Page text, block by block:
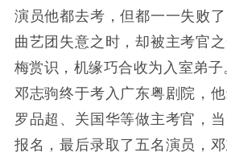
演员他都去考，但都一一失败
曲艺团失意之时，却被主考官
梅赏识，机缘巧合收为入室弟
邓志驹终于考入广东粤剧院，他
罗品超、关国华等做主考官，
报名，最后录取了五名演员，